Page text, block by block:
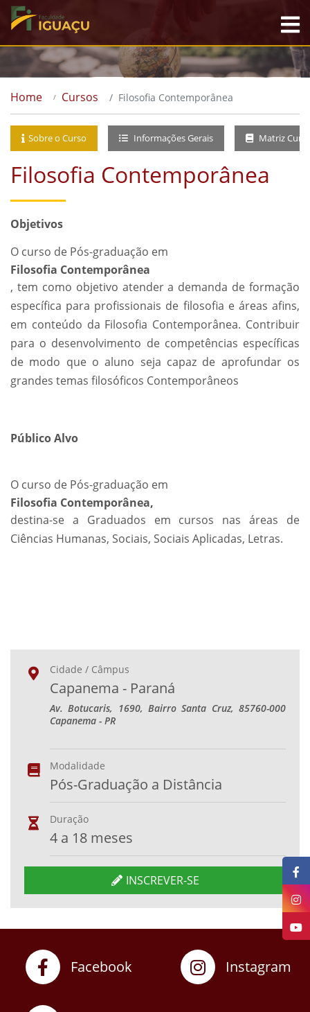
Home Cursos Filosofia Contemporânea
Sobre o Curso Informações Gerais Matriz
Filosofia Contemporânea
Objetivos
O curso de Pós-graduação em
Filosofia Contemporânea
, tem como objetivo atender a demanda de formação
específica para profissionais de filosofia e áreas afins,
em conteúdo da Filosofia Contemporânea. Contribuir
para o desenvolvimento de competências específicas
de modo que o aluno seja capaz de aprofundar os
grandes temas filosóficos Contemporâneos
Público Alvo
O curso de Pós-graduação em
Filosofia Contemporânea,
destina-se a Graduados em cursos nas áreas de
Ciências Humanas, Sociais, Sociais Aplicadas, Letras.
Cidade / Câmpus
Capanema - Paraná
Av. Botucaris, 1690, Bairro Santa Cruz, 85760-000
Capanema - PR
Modalidade
Pós-Graduação a Distância
Duração
4 a 18 meses
INSCREVER-SE
Facebook Instagram